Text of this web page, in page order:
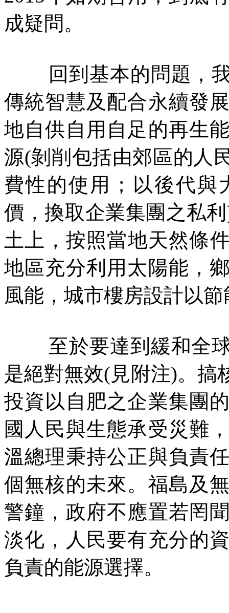
成疑問。
回到基本的問題，
傳統智慧及配合永續發
地自供自用自足的再生
源(剝削包括由郊區的人
費性的使用；以後代與
價，換取企業集團之私利
土上，按照當地天然條
地區充分利用太陽能，
風能，城市樓房設計以
至於要達到緩和全
是絕對無效( 見附注)。搞
投資以自肥之企業集團
國人民與生態承受災難
溫總理秉持公正與負責
個無核的未來。福島及
警鐘，政府不應置若罔
淡化，人民要有充分的
負責的能源選擇。